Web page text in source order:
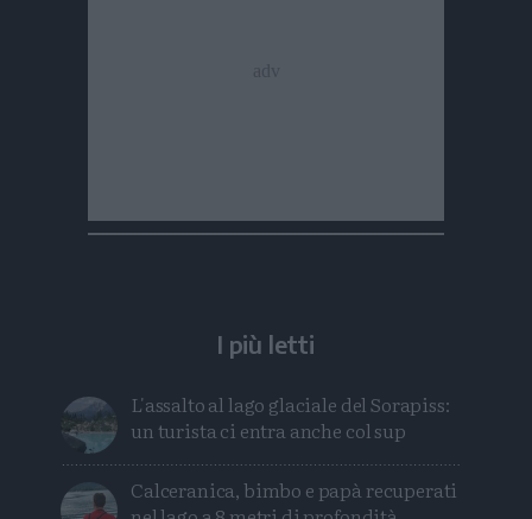
I più letti
L'assalto al lago glaciale del Sorapiss:
un turista ci entra anche col sup
Calceranica, bimbo e papà recuperati